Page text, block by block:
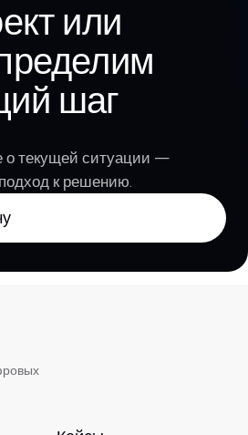
или
шаг
о текущей ситуации —
к решению.